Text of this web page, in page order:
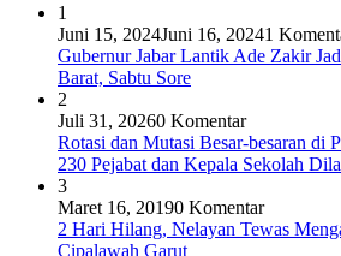
1
Juni 15, 2024Juni 16, 20241
Gubernur Jabar Lantik Ade Zakir
Barat, Sabtu Sore
2
Juli 31, 20260 Komentar
Rotasi dan Mutasi Besar-besaran di
230 Pejabat dan Kepala Sekolah
3
Maret 16, 20190 Komentar
2 Hari Hilang, Nelayan Tewas
Cipalawah Garut